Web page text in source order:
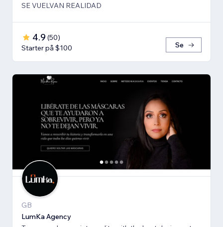
SE VUELVAN REALIDAD
4.9 (50)
Starter på $100
Se
GB
LumKa Agency